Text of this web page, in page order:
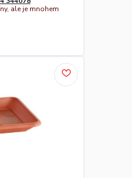
ale je mnohem